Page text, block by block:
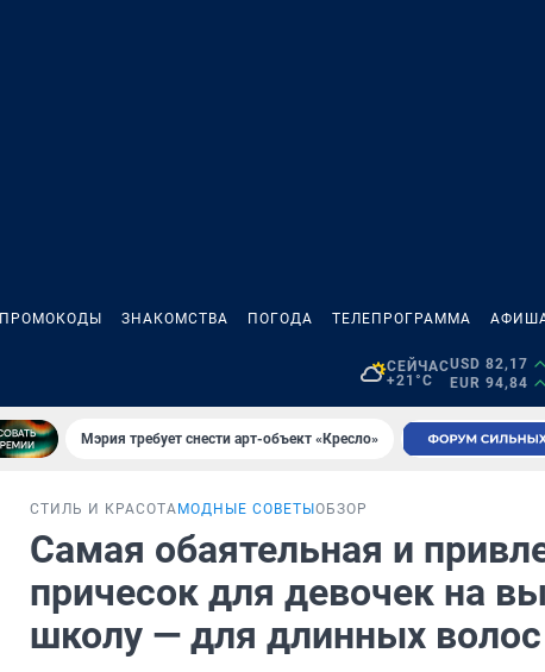
ПРОМОКОДЫ ЗНАКОМСТВА ПОГОДА ТЕЛЕПРОГРАММА
СЕЙЧАС
+21°C
USD 82,17
EUR 94,84
Мэрия требует снести арт-объект «Кресло»
СТИЛЬ И КРАСОТА МОДНЫЕ СОВЕТЫ ОБЗОР
Самая обаятельная и
причесок для девочек на
школу — для длинных волос